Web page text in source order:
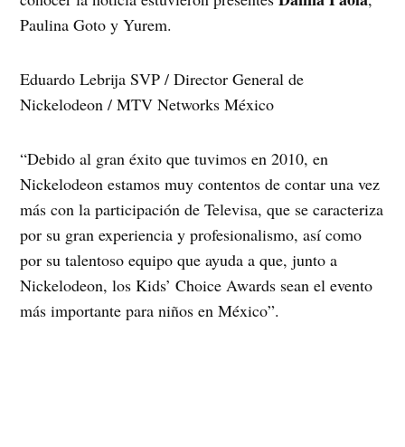
Paulina Goto y Yurem.
Eduardo Lebrija SVP / Director General de
Nickelodeon / MTV Networks México
“Debido al gran éxito que tuvimos en 2010, en
Nickelodeon estamos muy contentos de contar una vez
más con la participación de Televisa, que se caracteriza
por su gran experiencia y profesionalismo, así como
por su talentoso equipo que ayuda a que, junto a
Nickelodeon, los Kids’ Choice Awards sean el evento
más importante para niños en México”.